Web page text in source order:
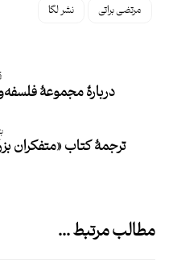
مرتضی براتی نشر لگا
دربارۀ مجموعۀ
ترجمۀ کتاب «متفکران
مطالب مرتبط ...